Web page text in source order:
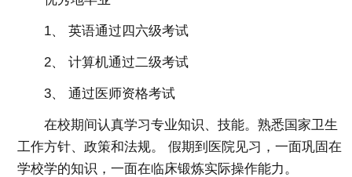
1、 英语通过四六级考试
2、 计算机通过二级考试
3、 通过医师资格考试
在校期间认真学习专业知识、技能。熟悉国家卫生
工作方针、政策和法规。 假期到医院见习，一面巩固在
学校学的知识，一面在临床锻炼实际操作能力。